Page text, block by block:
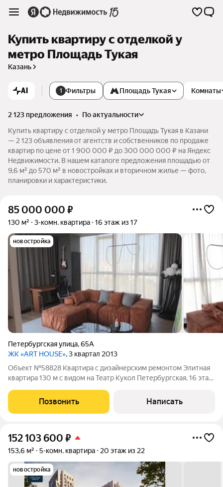
Купить квартиру с отделкой у
метро Площадь Тукая
Казань
AI 1 Фильтры Комнаты
Площадь Тукая
2 123 предложения •
по актуальности
Купить квартиру с отделкой у метро Площадь Тукая в Казани
— 2 123 объявления от агентств и собственников по продаже
квартир по цене от 1 900 000 ₽ до 300 000 000 ₽ на Яндекс
Недвижимости. В нашем каталоге предложения площадью от
9,6 м² до 570 м² в новостройках и вторичном жилье — фото,
планировки и характеристики.
85 000 000 ₽
130 м² 3-комн. квартира 16 этаж из 17
новостройка
Петербургская улица,65А
ЖК «ART HOUSE», 3 квартал 2013
Объект №58828 Квартира с дизайнерским ремонтом Элитная
квартира 130 м с видом на Театр Кукол Петербургская, 16 этаж
квартиру с дизайнерским ремонтом от известного казанского
дизайнера. Расположенная
Позвонить Написать
152 103 600 ₽
153,6 м² 5-комн. квартира 20 этаж из 22
новостройка